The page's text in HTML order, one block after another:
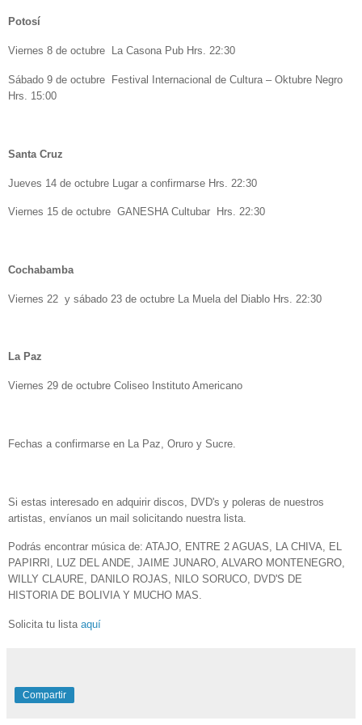
Potosí
Viernes 8 de octubre La Casona Pub Hrs. 22:30
Sábado 9 de octubre Festival Internacional de Cultura – Oktubre Negro
Hrs. 15:00
Santa Cruz
Jueves 14 de octubre Lugar a confirmarse Hrs. 22:30
Viernes 15 de octubre GANESHA Cultubar Hrs. 22:30
Cochabamba
Viernes 22 y sábado 23 de octubre La Muela del Diablo Hrs. 22:30
La Paz
Viernes 29 de octubre Coliseo Instituto Americano
Fechas a confirmarse en La Paz, Oruro y Sucre.
Si estas interesado en adquirir discos, DVD's y poleras de nuestros
artistas, envíanos un mail solicitando nuestra lista.
Podrás encontrar música de: ATAJO, ENTRE 2 AGUAS, LA CHIVA, EL
PAPIRRI, LUZ DEL ANDE, JAIME JUNARO, ALVARO MONTENEGRO,
WILLY CLAURE, DANILO ROJAS, NILO SORUCO, DVD'S DE
HISTORIA DE BOLIVIA Y MUCHO MAS.
Solicita tu lista aquí
Compartir